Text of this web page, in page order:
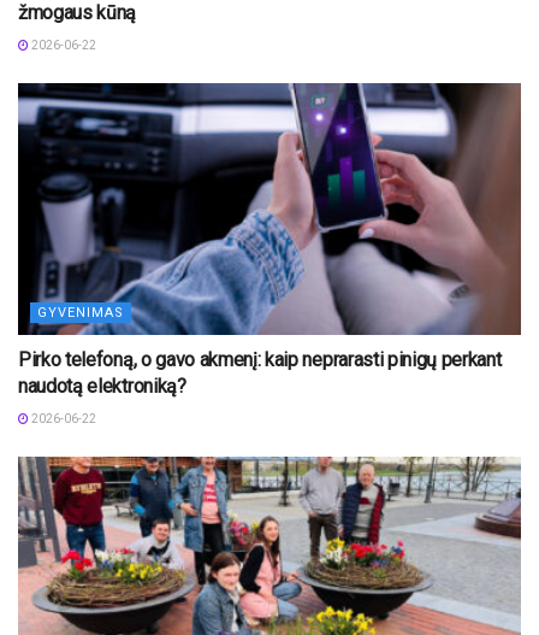
žmogaus kūną
2026-06-22
GYVENIMAS
Pirko telefoną, o gavo akmenį: kaip neprarasti pinigų perkant
naudotą elektroniką?
2026-06-22